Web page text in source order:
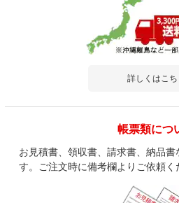
詳しくはこち
帳票類につ
お見積書、領収書、請求書、納品書
す。ご注文時に備考欄よりご依頼く